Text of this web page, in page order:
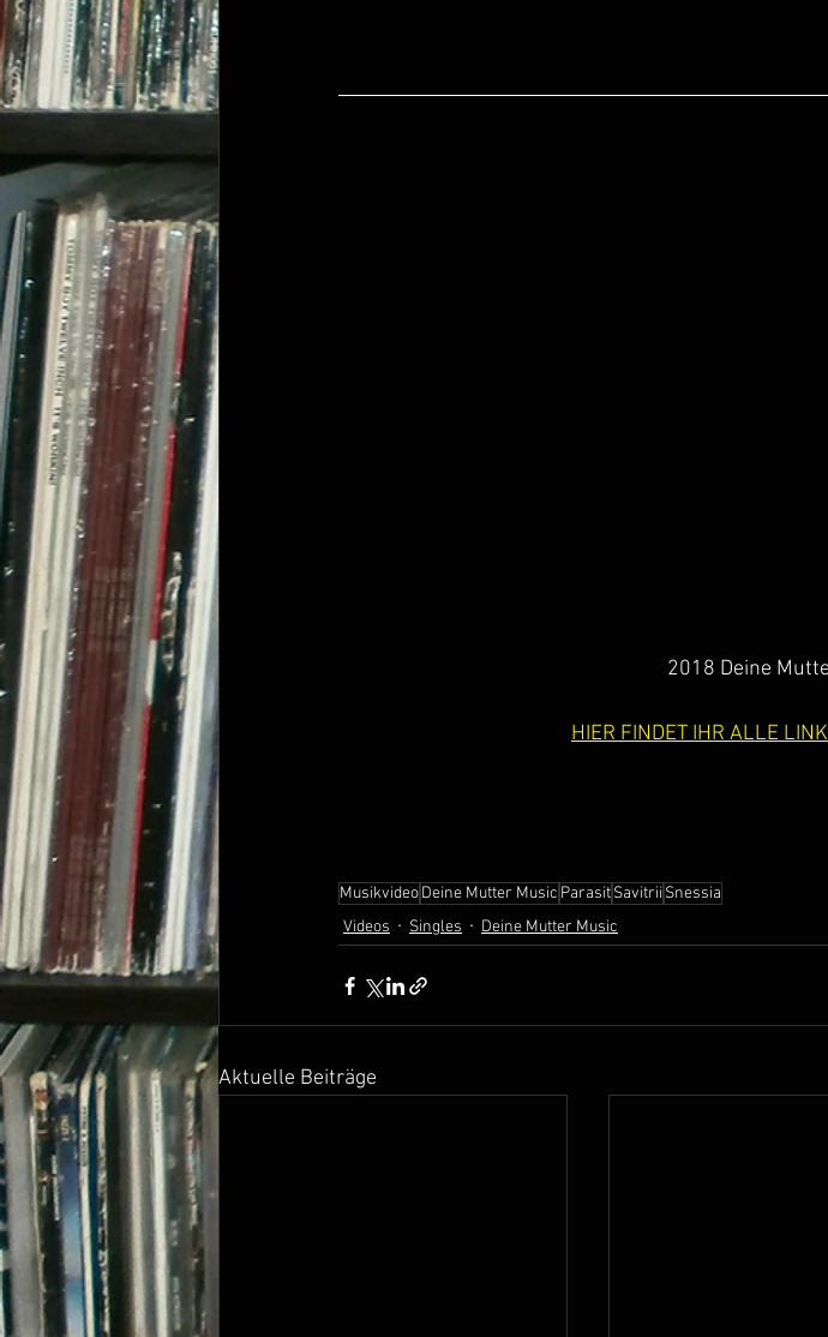
2018 Deine
HIER FINDET IHR ALLE
MusikvideoDeine Mutter Music ParasitSavitrii Snessia
Videos
Singles Deine Mutter Music
Aktuelle Beiträge